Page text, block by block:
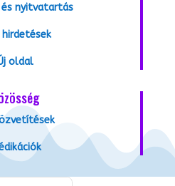
és nyitvatartás
hirdetések
oldal